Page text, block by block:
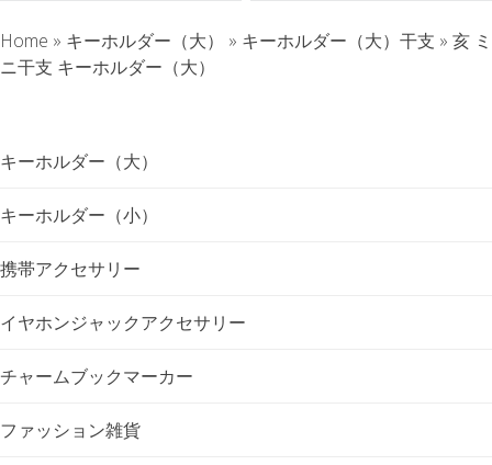
ト
ナ
ゲ
ー
シ
ョ
ン
Home » キーホルダー（大） » キーホルダー（大）干支 » 亥 ミ
ニ干支 キーホルダー（大）
キーホルダー（大）
キーホルダー（小）
携帯アクセサリー
イヤホンジャックアクセサリー
チャームブックマーカー
ファッション雑貨